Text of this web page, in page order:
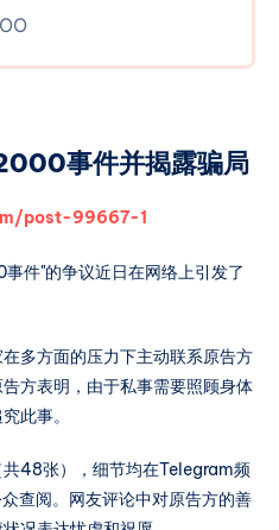
发布、商家/行业八卦、
等内容。请发挥你的创
式的投稿者，无论其投稿
获奖者将获得一张中介
服务三折优惠券。 被采
稿将直接获得一张中介
计的相同联系方式和相
下的非垃圾投稿数量，
投稿数量的个人将获得
介服务免费优惠券。 月
励： * 每月最后一天，根
事件并揭露骗局
post-99667-1
件"的争议近日在网络上引发了
多方面的压力下主动联系原告方
方表明，由于私事需要照顾身体
此事。
48张），细节均在Telegram频
阅。网友评论中对原告方的善